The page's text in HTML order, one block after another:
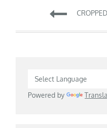
de
Powered by